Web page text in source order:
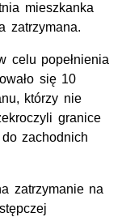
mieszkanka
zatrzymana.
celu popełnienia
się 10
którzy nie
granice
zachodnich
zatrzymanie na